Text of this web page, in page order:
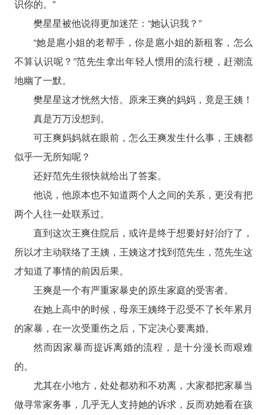
识你的。”
樊星星被他说得更加迷茫：“她认识我？”
“她是扈小姐的老帮手，你是扈小姐的新租客，怎么
不算认识呢？”范先生拿出年轻人惯用的流行梗，赶潮流
地幽了一默。
樊星星这才恍然大悟。原来王爽的妈妈，竟是王姨！
真是万万没想到。
可王爽妈妈就在眼前，怎么王爽发生什么事，王姨都
似乎一无所知呢？
还好范先生很快就给出了答案。
他说，他原本也不知道两个人之间的关系，更没有把
两个人往一处联系过。
直到这次王爽住院后，或许是终于想要好好治疗了，
所以才主动联络了王姨，王姨这才找到范先生，范先生这
才知道了事情的前因后果。
王爽是一个有严重家暴史的原生家庭的受害者。
在她上高中的时候，母亲王姨终于忍受不了长年累月
的家暴，在一次受重伤之后，下定决心要离婚。
然而因家暴而提诉离婚的流程，是十分漫长而艰难
的。
尤其在小地方，处处都劝和不劝离，大家都把家暴当
做寻常家务事，几乎无人支持她的诉求，反而劝她看在孩